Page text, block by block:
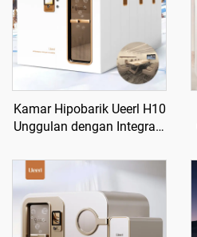
Kamar Hipobarik Ueerl H10
Unggulan dengan Integrasi
Multi-Scene